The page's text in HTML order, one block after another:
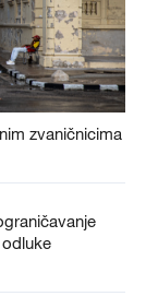
zvaničnicima